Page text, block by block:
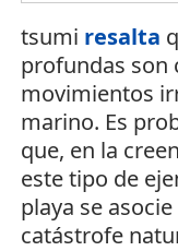
tsumi resalta
profundas son
movimientos
marino. Es
que, en la
este tipo de
playa se
catástrofe